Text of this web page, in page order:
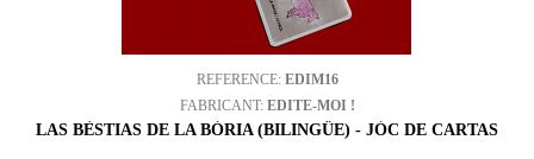
REFERENCE: EDIM16
FABRICANT: EDITE-MOI !
LAS BÈSTIAS DE LA BÒRIA (BILINGÜE) - JÒC DE CARTAS